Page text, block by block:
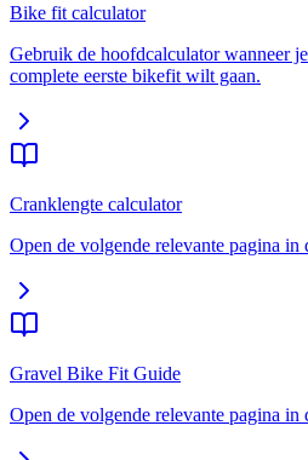
Bike fit calculator
Gebruik de hoofdcalculator wanneer
complete eerste bikefit wilt gaan.
Cranklengte calculator
Open de volgende relevante pagina in
Gravel Bike Fit Guide
Open de volgende relevante pagina in